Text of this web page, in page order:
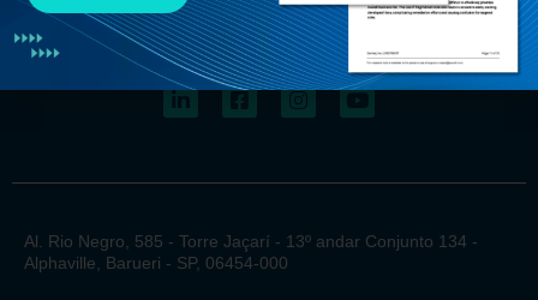
Al. Rio Negro, 585 - Torre Jaçarí - 13º andar Conjunto 134 -
Alphaville, Barueri - SP, 06454-000